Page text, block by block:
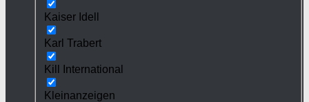
Kaiser Idell
Karl Trabert
Kill International
Kleinanzeigen